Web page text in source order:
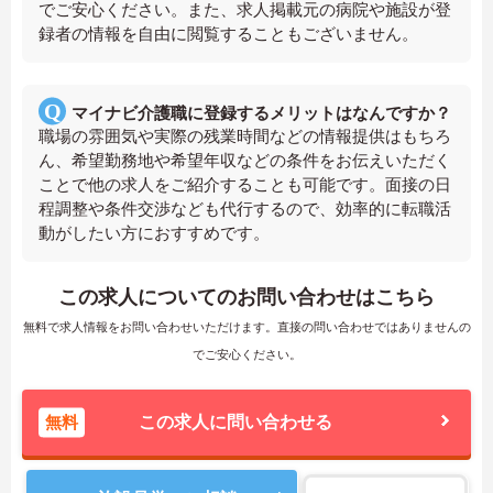
でご安心ください。また、求人掲載元の病院や施設が登
録者の情報を自由に閲覧することもございません。
マイナビ介護職に登録するメリットはなんですか？
職場の雰囲気や実際の残業時間などの情報提供はもちろ
ん、希望勤務地や希望年収などの条件をお伝えいただく
ことで他の求人をご紹介することも可能です。面接の日
程調整や条件交渉なども代行するので、効率的に転職活
動がしたい方におすすめです。
この求人についてのお問い合わせはこちら
無料で求人情報をお問い合わせいただけます。直接の問い合わせではありませんの
でご安心ください。
無料 この求人に問い合わせる